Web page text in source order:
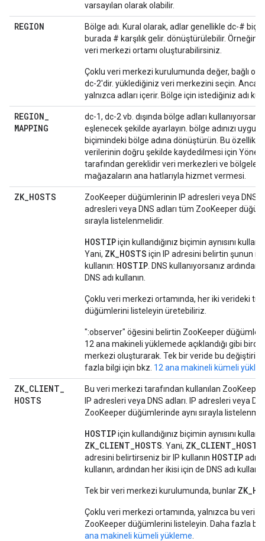
varsayılan olarak olabilir.
REGION
Bölge adı. Kural olarak, adlar genellikle dc-#
burada # karşılık gelir. dönüştürülebilir. Örneğin,
veri merkezi ortamı oluşturabilirsiniz.
Çoklu veri merkezi kurulumunda değer, bağlı
dc-2'dir. yüklediğiniz veri merkezini seçin.
yalnızca adları içerir. Bölge için istediğiniz adı
REGION_
MAPPING
dc-1, dc-2 vb. dışında bölge adları
eşlenecek şekilde ayarlayın. bölge adınızı uygun
biçimindeki bölge adına dönüştürün. Bu özellik,
verilerinin doğru şekilde kaydedilmesi için
tarafından gereklidir veri merkezleri ve
mağazaların ana hatlarıyla hizmet vermesi.
ZK_HOSTS
ZooKeeper düğümlerinin IP adresleri veya DNS
adresleri veya DNS adları tüm ZooKeeper
sırayla listelenmelidir.
HOSTIPiçin kullandığınız biçimin aynısını
Yani, ZK_HOSTS için IP adresini belirtin şunun
kullanın: HOSTIP . DNS kullanıyorsanız
DNS adı kullanın.
Çoklu veri merkezi ortamında, her iki verideki
düğümlerini listeleyin üretebiliriz.
":observer" öğesini belirtin ZooKeeper
12 ana makineli yüklemede açıklandığı gibi
merkezi oluşturarak. Tek bir veride bu
fazla bilgi için bkz. 12 ana makineli kümeli
ZK_CLIENT_
HOSTS
Bu veri merkezi tarafından kullanılan
IP adresleri veya DNS adları. IP adresleri veya
ZooKeeper düğümlerinde aynı sırayla
HOSTIPiçin kullandığınız biçimin aynısını
ZK_CLIENT_HOSTS . Yani, ZK_CLIENT_HOSTS
adresini belirtirseniz bir IP kullanın HOSTIP
kullanın, ardından her ikisi için de DNS adı
Tek bir veri merkezi kurulumunda, bunlar
Çoklu veri merkezi ortamında, yalnızca bu veri
ZooKeeper düğümlerini listeleyin. Daha fazla
ana makineli kümeli yükleme